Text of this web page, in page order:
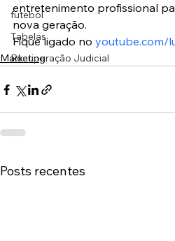
futebol
Tabelas
Recuperação Judicial
entretenimento profissional
nova geração.
Fique ligado no youtube.com/
Marketing
Posts recentes